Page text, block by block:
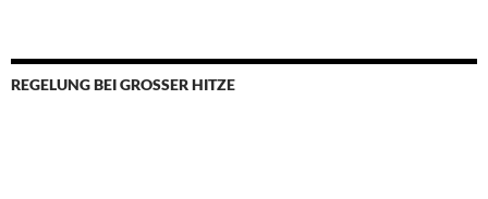
REGELUNG BEI GROSSER HITZE